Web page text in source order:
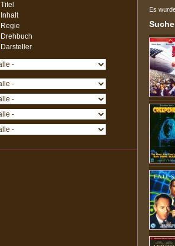
Titel
Inhalt
Regie
Drehbuch
Darsteller
Es